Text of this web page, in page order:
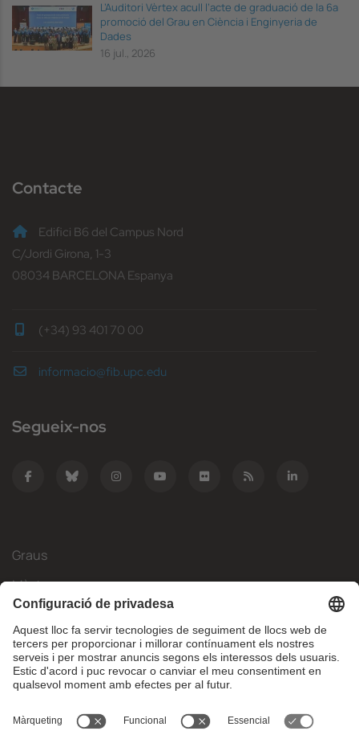
L’Auditori Vèrtex acull l’acte de graduació de la 6a
promoció del Grau en Ciència i Enginyeria de
Dades
16 jul., 2026
Contacte
Edifici B6 del Campus Nord
C/Jordi Girona, 1-3
08034 BARCELONA Espanya
(+34) 93 401 70 00
informacio@fib.upc.edu
Segueix-nos
Graus
Màsters
Mobilitat Internacional
Recerca
Empresa